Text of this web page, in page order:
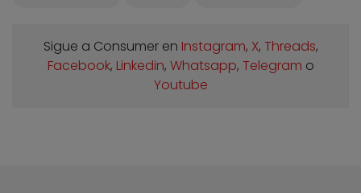
Sigue a Consumer en Instagram, X, Threads,
Facebook, Linkedin, Whatsapp, Telegram o
Youtube